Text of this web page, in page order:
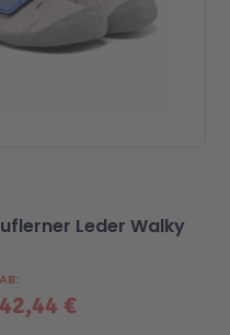
AB
42,44 €
Leder Walky